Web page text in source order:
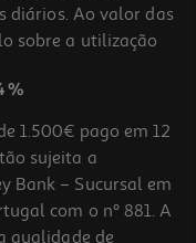
diários. Ao valor das
sobre a utilização
%
1.500€ pago em 12
sujeita a
Bank – Sucursal em
com o nº 881. A
qualidade de